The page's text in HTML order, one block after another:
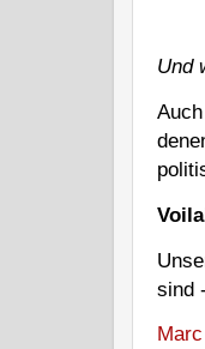
Und
sind